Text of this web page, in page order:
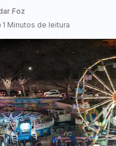
Foz
1 Minutos de leitura